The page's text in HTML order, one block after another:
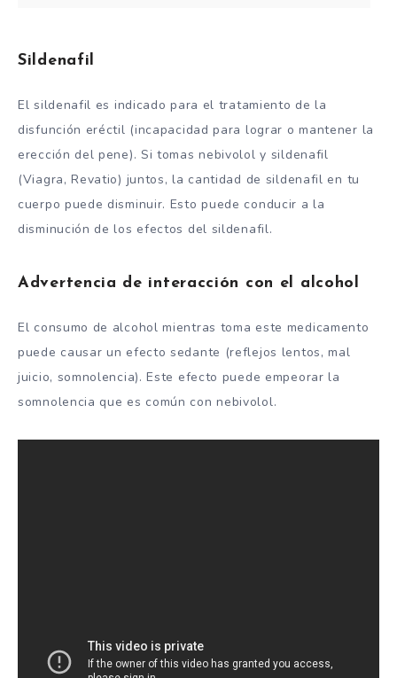
Sildenafil
El sildenafil es indicado para el tratamiento de la
disfunción eréctil (incapacidad para lograr o mantener la
erección del pene). Si tomas nebivolol y sildenafil
(Viagra, Revatio) juntos, la cantidad de sildenafil en tu
cuerpo puede disminuir. Esto puede conducir a la
disminución de los efectos del sildenafil.
Advertencia de interacción con el alcohol
El consumo de alcohol mientras toma este medicamento
puede causar un efecto sedante (reflejos lentos, mal
juicio, somnolencia). Este efecto puede empeorar la
somnolencia que es común con nebivolol.